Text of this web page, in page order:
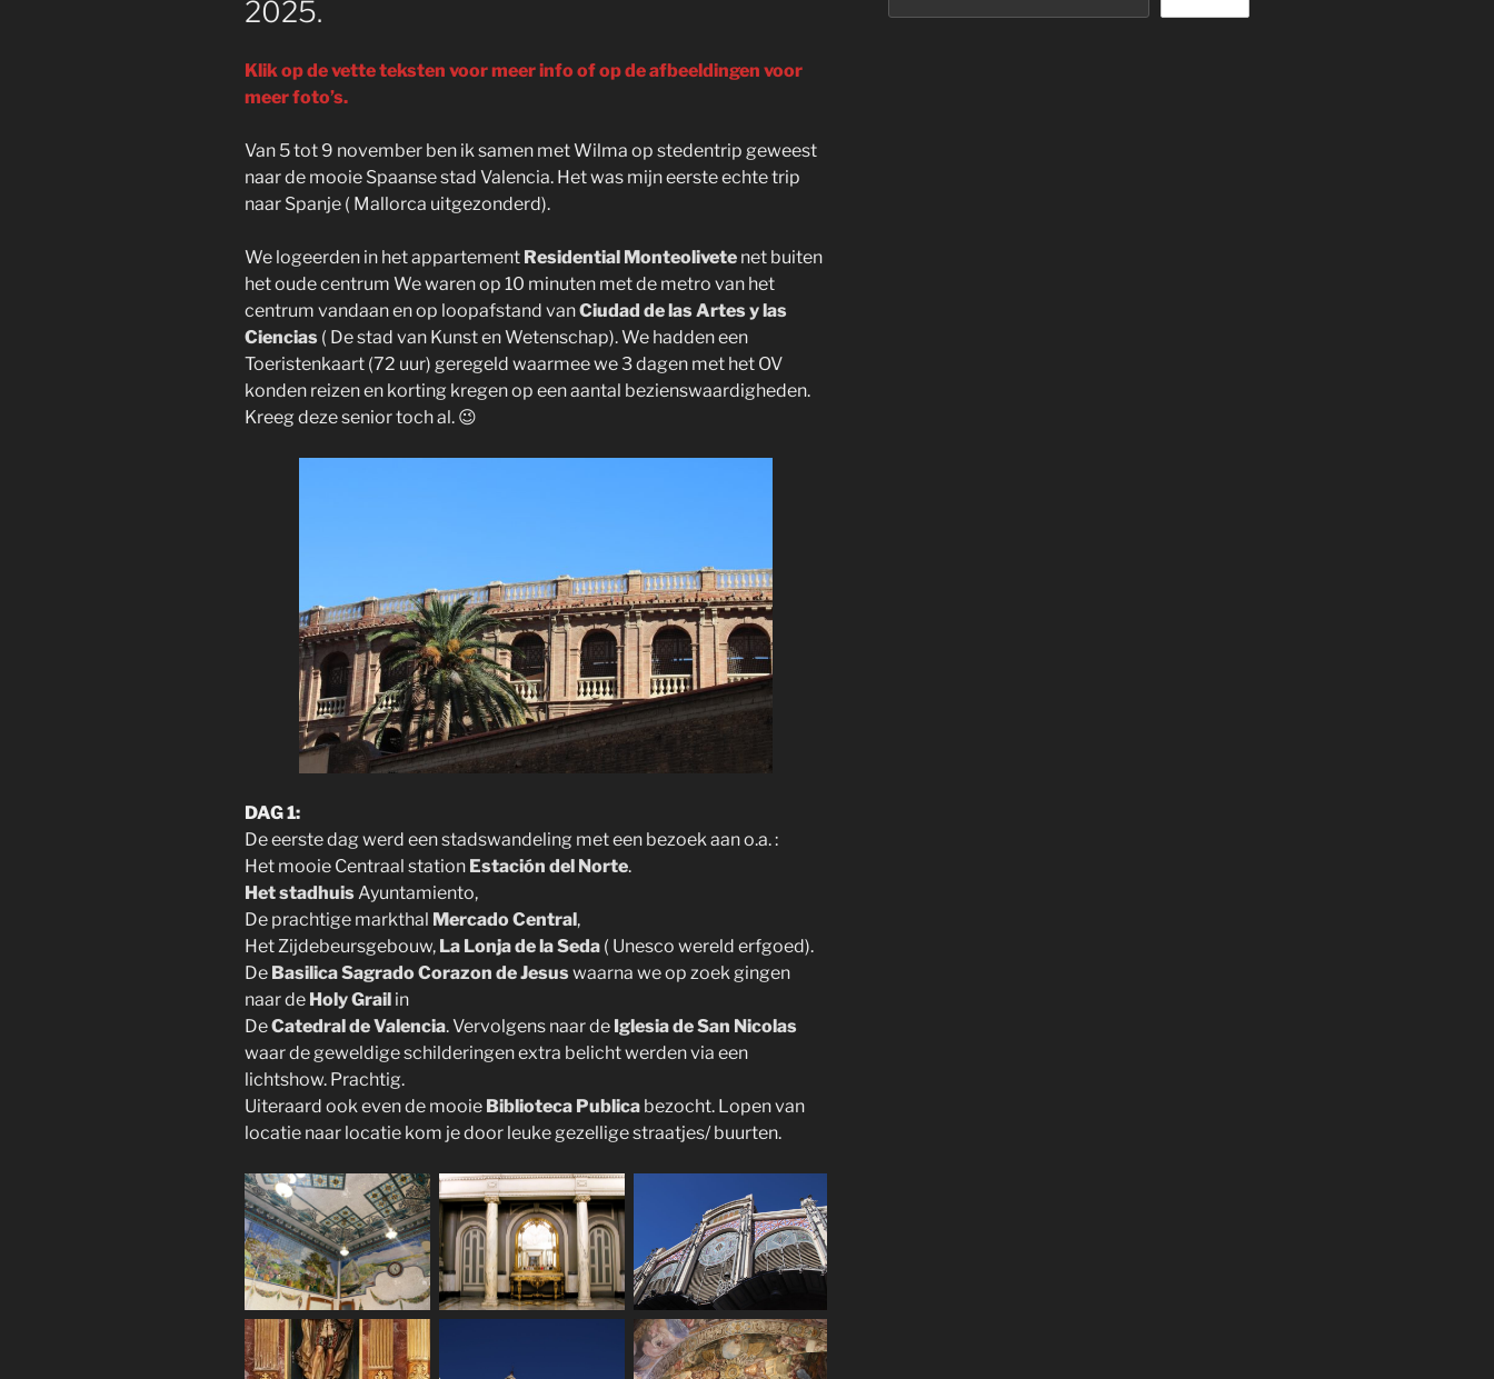
2025.
Klik op de vette teksten voor meer info of op de afbeeldingen voor
meer foto’s.
Van 5 tot 9 november ben ik samen met Wilma op stedentrip geweest
naar de mooie Spaanse stad Valencia. Het was mijn eerste echte trip
naar Spanje ( Mallorca uitgezonderd).
We logeerden in het appartement Residential Monteolivete net buiten
het oude centrum We waren op 10 minuten met de metro van het
centrum vandaan en op loopafstand vanCiudad de las Artes y las
Ciencias ( De stad van Kunst en Wetenschap). We hadden een
Toeristenkaart (72 uur) geregeld waarmee we 3 dagen met het OV
konden reizen en korting kregen op een aantal bezienswaardigheden.
Kreeg deze senior toch al. 😉
DAG 1:
De eerste dag werd een stadswandeling met een bezoek aan o.a. :
Het mooie Centraal station Estación del Norte.
Het stadhuis Ayuntamiento,
De prachtige markthal Mercado Central,
Het Zijdebeursgebouw, La Lonja de la Seda ( Unesco wereld erfgoed).
De Basilica Sagrado Corazon de Jesuswaarna we op zoek gingen
naar de Holy Grail in
DeCatedral de Valencia. Vervolgens naar de Iglesia de San Nicolas
waar de geweldige schilderingen extra belicht werden via een
lichtshow. Prachtig.
Uiteraard ook even de mooie Biblioteca Publica bezocht. Lopen van
locatie naar locatie kom je door leuke gezellige straatjes/ buurten.